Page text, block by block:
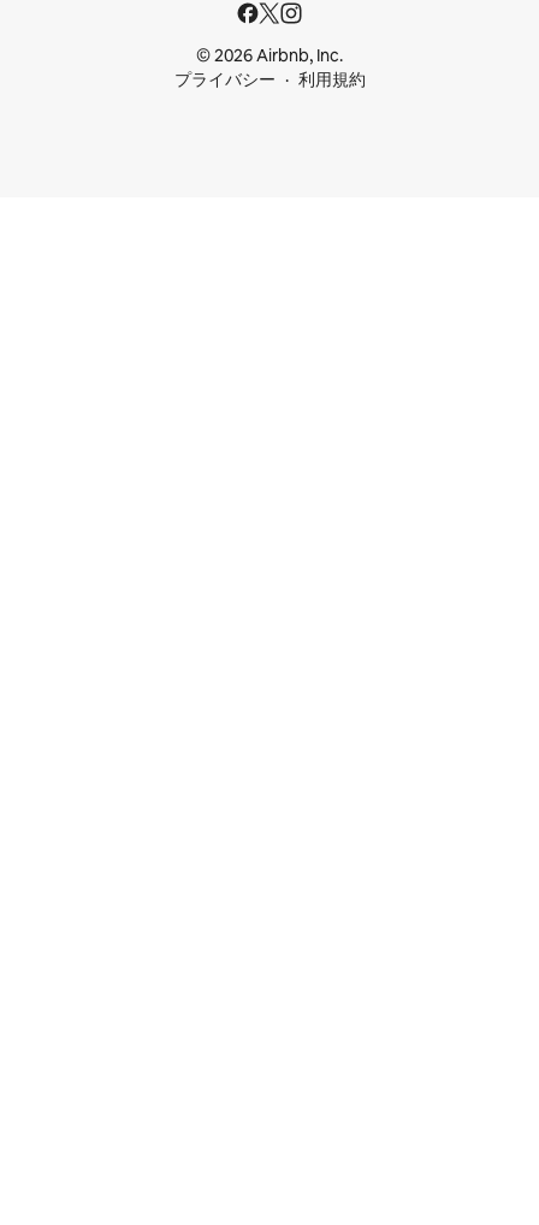
© 2026 Airbnb, Inc.
プライバシー
利用規約